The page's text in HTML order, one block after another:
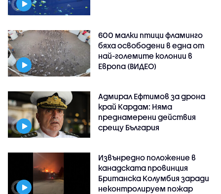
600 малки птици фламинго
бяха освободени в една от
най-големите колонии в
Европа (ВИДЕО)
Адмирал Ефтимов за дрона
край Кардам: Няма
преднамерени действия
срещу България
Извънредно положение в
канадската провинция
Британска Колумбия заради
неконтролируем пожар